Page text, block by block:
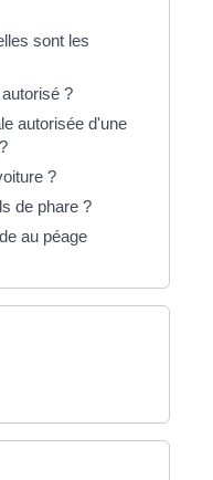
sont les
?
autorisée d'une
?
de phare ?
au péage